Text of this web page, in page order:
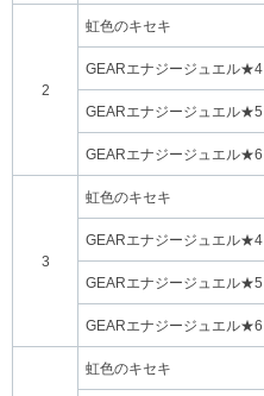
2
虹色のキセキ
GEARエナジージュエル★4
GEARエナジージュエル★5
GEARエナジージュエル★6
3
虹色のキセキ
GEARエナジージュエル★4
GEARエナジージュエル★5
GEARエナジージュエル★6
虹色のキセキ